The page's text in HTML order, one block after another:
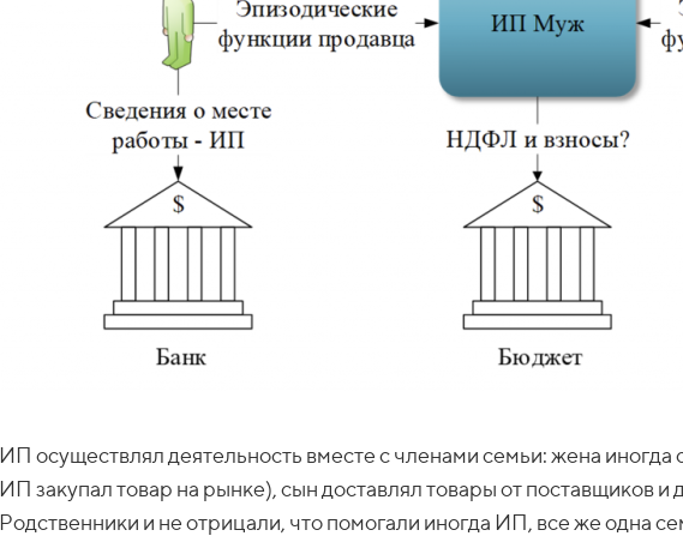
ИП осуществлял деятельность вместе с членами семьи: жена иногда
ИП закупал товар на рынке), сын доставлял товары от поставщиков и
Родственники и не отрицали, что помогали иногда ИП, все же одна